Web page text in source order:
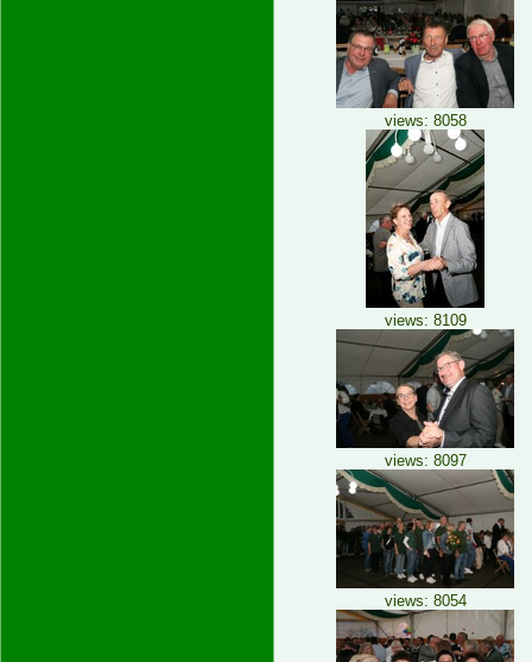
views: 8058
views: 8109
views: 8097
views: 8054